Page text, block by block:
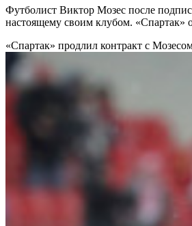
Футболист Виктор Мозес после
настоящему своим клубом. «Спартак»
«Спартак» продлил контракт с